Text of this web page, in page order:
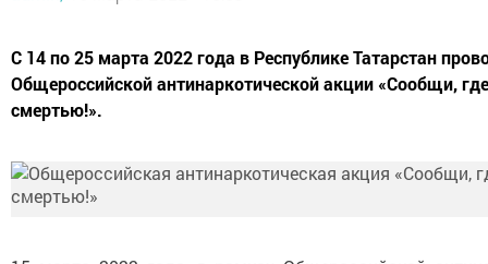
С 14 по 25 марта 2022 года в Республике Татарстан
Общероссийской антинаркотической акции «Сообщи,
смертью!».